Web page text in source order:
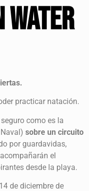
WATER
practicar natación.
como es la
sobre un circuito
por guardavidas,
el
desde la playa.
de diciembre de